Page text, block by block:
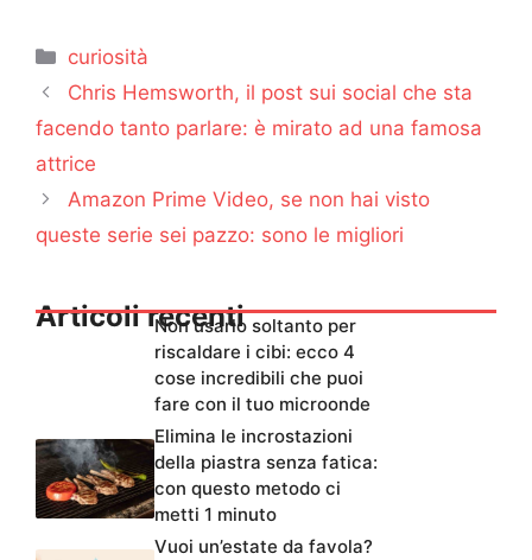
Categorie
curiosità
Chris Hemsworth, il post sui social che sta
facendo tanto parlare: è mirato ad una famosa
attrice
Amazon Prime Video, se non hai visto
queste serie sei pazzo: sono le migliori
Articoli recentiNon usarlo soltanto per
riscaldare i cibi: ecco 4
cose incredibili che puoi
fare con il tuo microonde
Elimina le incrostazioni
della piastra senza fatica:
con questo metodo ci
metti 1 minuto
Vuoi un’estate da favola?